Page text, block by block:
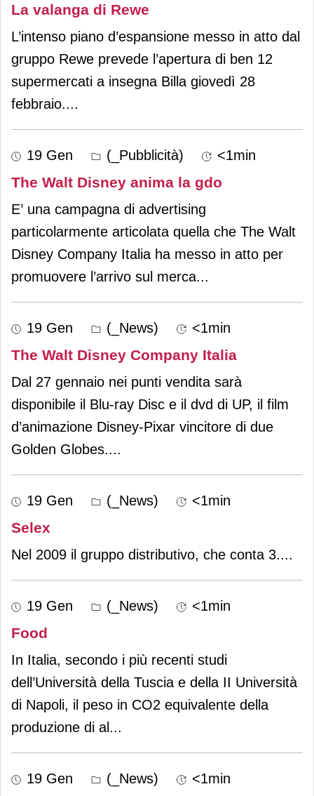
La valanga di Rewe
L’intenso piano d’espansione messo in atto dal
gruppo Rewe prevede l’apertura di ben 12
supermercati a insegna Billa giovedì 28
febbraio....
19 Gen (_Pubblicità) <1min
The Walt Disney anima la gdo
E’ una campagna di advertising
particolarmente articolata quella che The Walt
Disney Company Italia ha messo in atto per
promuovere l’arrivo sul merca...
19 Gen (_News) <1min
The Walt Disney Company Italia
Dal 27 gennaio nei punti vendita sarà
disponibile il Blu-ray Disc e il dvd di UP, il film
d’animazione Disney-Pixar vincitore di due
Golden Globes....
19 Gen (_News) <1min
Selex
Nel 2009 il gruppo distributivo, che conta 3....
19 Gen (_News) <1min
Food
In Italia, secondo i più recenti studi
dell’Università della Tuscia e della II Università
di Napoli, il peso in CO2 equivalente della
produzione di al ...
19 Gen (_News) <1min